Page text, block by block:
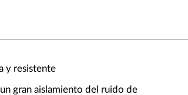
y resistente
gran aislamiento del ruido de